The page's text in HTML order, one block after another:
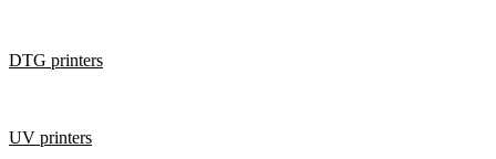
DTG printers
UV printers